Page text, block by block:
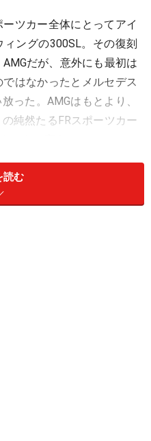
ツカー全体にとってアイ
ングの300SL。その復刻
だが、意外にも最初は
はなかったとメルセデス
った。AMGはもとより、
純然たるFRスポーツカー
待に違わぬリアルスポー
的にメルセデスを意識さ
読む